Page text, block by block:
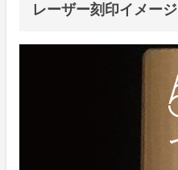
レーザー刻印イメージ